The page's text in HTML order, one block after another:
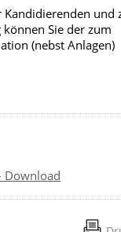
und
Sie der zum
(nebst Anlagen)
Download